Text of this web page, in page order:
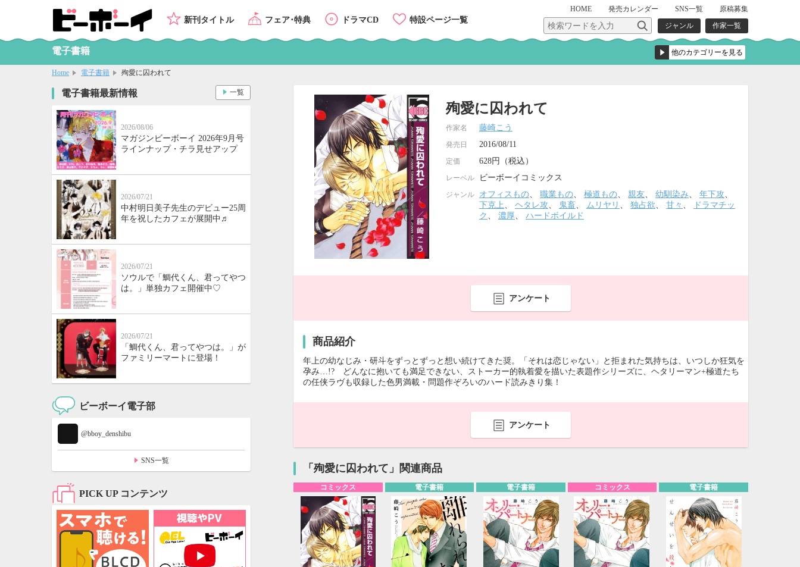
HOME 発売カレンダー SNS一覧
原稿募集
ジャンル
作家一覧
新刊タイトル フェア･特典 ドラマCD 特設ページ一覧
電子書籍
Home 電子書籍 殉愛に囚われて
殉愛に囚われて
作家名 藤崎こう
発売日 2016/08/11
定価 628円（税込）
レーベル ビーボーイコミックス
ジャンル オフィスもの、 職業もの、 極道もの、 親友、 幼馴染み、 年下攻、
下克上、 ヘタレ攻、 鬼畜、 ムリヤリ 、 独占欲、 甘々 、
ドラマチッ
ク 、 濃厚、 ハードボイルド
アンケート
商品紹介
年上の幼なじみ・研斗をずっとずっと想い続けてきた奨。「それは恋じゃない」と拒まれた気持ちは、いつしか狂気を
孕み…!? どんなに抱いても満足できない、ストーカー的執着愛を描いた表題作シリーズに、ヘタリーマン+極道たち
の任侠ラヴも収録した色男満載・問題作ぞろいのハード読みきり集！
アンケート
「殉愛に囚われて」関連商品
コミックス 電子書籍 電子書籍 コミックス 電子書籍
電子書籍最新情報
2026/08/06
マガジンビーボーイ 2026年9月号
ラインナップ・チラ見せアップ
2026/07/21
中村明日美子先生のデビュー25周
年を祝したカフェが展開中♬
2026/07/21
ソウルで「鯛代くん、君ってやつ
は。」単独カフェ開催中♡
2026/07/21
「鯛代くん、君ってやつは。」が
ファミリーマートに登場！
一覧
ビーボーイ電子部
@bboy_denshibu
SNS一覧
PICK UP コンテンツ